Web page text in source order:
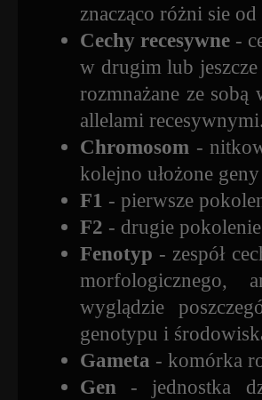
znacząco różni sie
Cechy recesywne -
w drugim lub
rozmnażane ze
allelami recesywnymi.
Chromosom -
kolejno ułożone
F1 - pierwsze
F2 - drugie
Fenotyp - zespół
morfologicznego,
wyglądzie
genotypu i
Gameta - komórka
Gen - jednostka